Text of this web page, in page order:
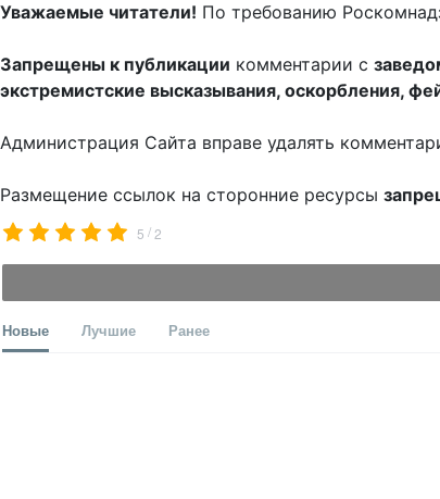
Уважаемые читатели! По требованию
Запрещены к публикации комментарии с
экстремистские высказывания, оскорбления,
Администрация Сайта вправе удалять
Размещение ссылок на сторонние ресурсы
5 /2
Новые Лучшие Ранее